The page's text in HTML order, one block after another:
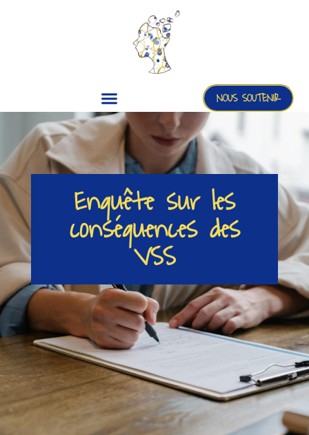
NOUS SOUTENIR
Enquête sur les
conséquences des
VSS